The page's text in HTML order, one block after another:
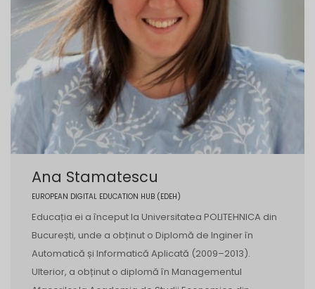
Ana Stamatescu
EUROPEAN DIGITAL EDUCATION HUB (EDEH)
Educația ei a început la Universitatea POLITEHNICA din
București, unde a obținut o Diplomă de Inginer în
Automatică și Informatică Aplicată (2009–2013).
Ulterior, a obținut o diplomă în Managementul